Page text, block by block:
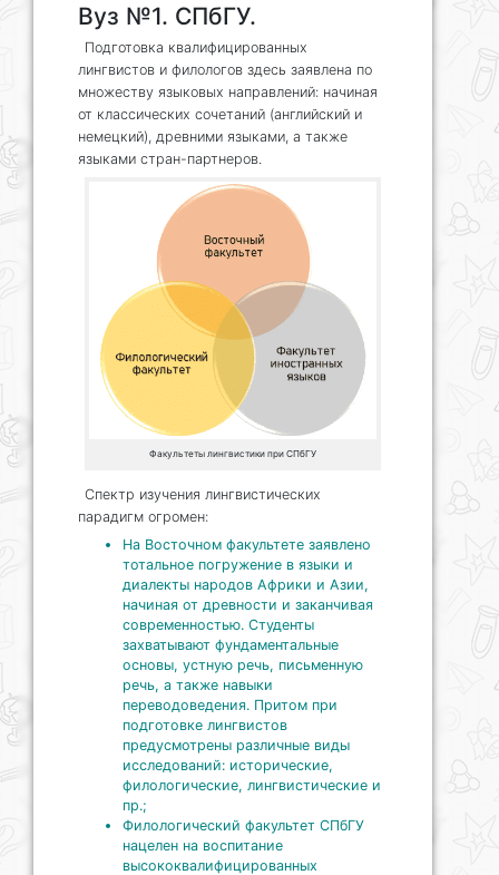
Вуз №1. СПбГУ.
Подготовка квалифицированных
лингвистов и филологов здесь заявлена по
множеству языковых направлений: начиная
от классических сочетаний (английский и
немецкий), древними языками, а также
языками стран-партнеров.
Факультеты лингвистики при СПбГУ
Спектр изучения лингвистических
парадигм огромен:
На Восточном факультете заявлено
тотальное погружение в языки и
диалекты народов Африки и Азии,
начиная от древности и заканчивая
современностью. Студенты
захватывают фундаментальные
основы, устную речь, письменную
речь, а также навыки
переводоведения. Притом при
подготовке лингвистов
предусмотрены различные виды
исследований: исторические,
филологические, лингвистические и
пр.;
Филологический факультет СПбГУ
нацелен на воспитание
высококвалифицированных